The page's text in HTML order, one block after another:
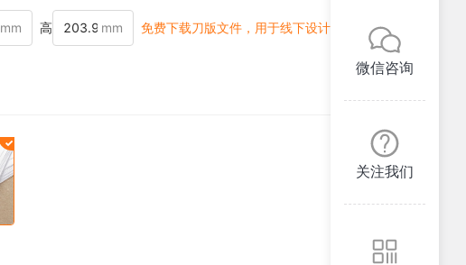
mm 高 mm 免费下载刀版文件，用于线下设计
微信咨询
关注我们